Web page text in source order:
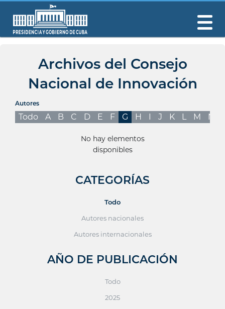
Archivos del Consejo
Nacional de Innovación
Autores
Todo A B C D E F G H I J K L M N
No hay elementos
disponibles
CATEGORÍAS
Todo
Autores nacionales
Autores internacionales
AÑO DE PUBLICACIÓN
Todo
2025